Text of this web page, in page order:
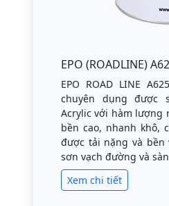
EPO (ROADLINE)
EPO ROAD LINE
chuyên dụng được
Acrylic với hàm lượng
bền cao, nhanh khô,
được tải nặng và bền
sơn vạch đường và
Xem chi tiết